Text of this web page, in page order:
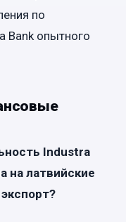
по
Bank опытного
Industra
на латвийские